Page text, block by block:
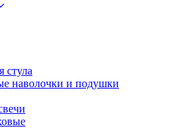
стула
наволочки и подушки